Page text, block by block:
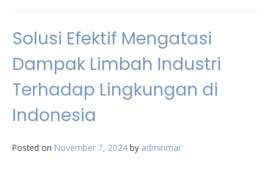
Solusi Efektif Mengatasi
Dampak Limbah Industri
Terhadap Lingkungan di
Indonesia
Posted on November 7, 2024 by adminmar